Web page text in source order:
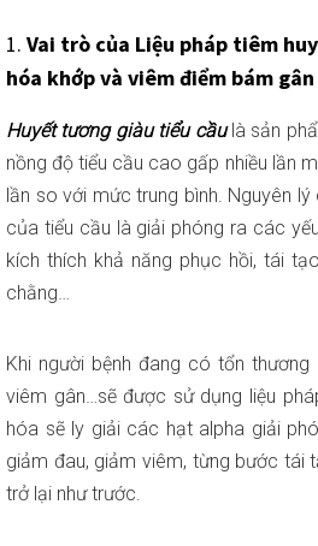
1. Vai trò của Liệu pháp tiêm
hóa khớp và viêm điểm bám gân
Huyết tương giàu tiểu cầulà sản
nồng độ tiểu cầu cao gấp nhiều lần
lần so với mức trung bình. Nguyên lý
của tiểu cầu là giải phóng ra các
kích thích khả năng phục hồi, tái
chằng…
Khi người bệnh đang có tổn
viêm gân…sẽ được sử dụng liệu
hóa sẽ ly giải các hạt alpha giải
giảm đau, giảm viêm, từng bước tái
trở lại như trước.